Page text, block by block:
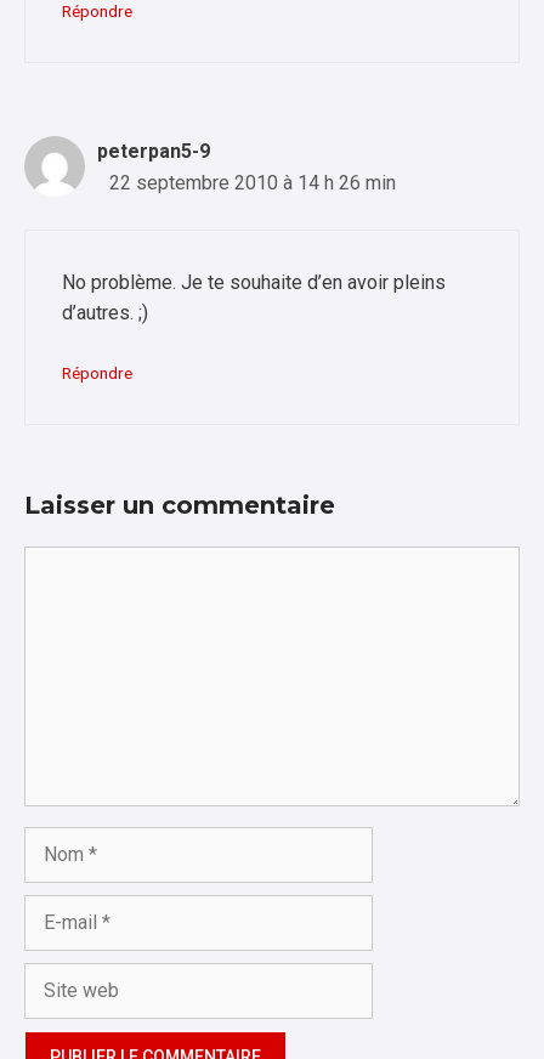
Répondre
peterpan5-9
22 septembre 2010 à 14 h 26 min
No problème. Je te souhaite d’en avoir pleins
d’autres. ;)
Répondre
Laisser un commentaire
Nom
Site